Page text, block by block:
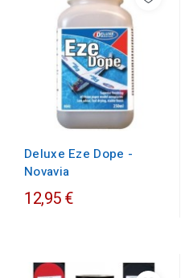
Deluxe Eze Dope -
Novavia
12,95 €